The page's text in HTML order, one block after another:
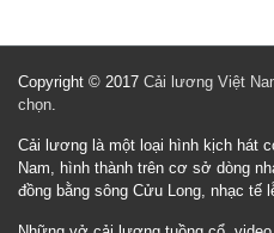
Copyright © 2017 Cải lương Việt
chọn.
Cải lương là một loại hình kịch hát
Nam, hình thành trên cơ sở dòng
đồng bằng sông Cửu Long, nhạc tế